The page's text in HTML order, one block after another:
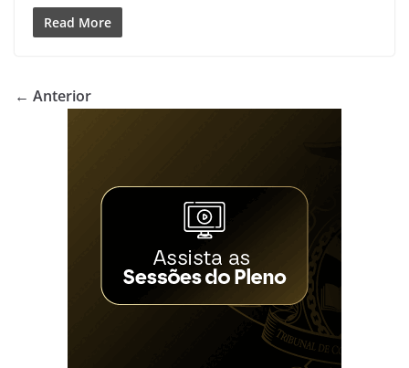
Read More
← Anterior